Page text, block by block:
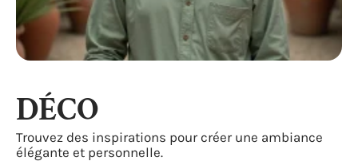
DÉCO
Trouvez des inspirations pour créer une ambiance
élégante et personnelle.